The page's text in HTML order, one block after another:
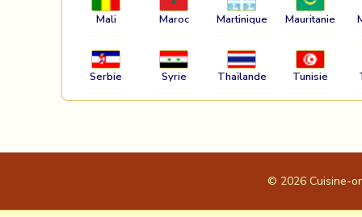
Mali Maroc Martinique Mauritanie
Serbie Syrie Thaïlande Tunisie
© 2026 Cuisine-